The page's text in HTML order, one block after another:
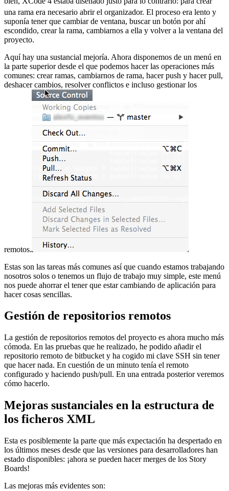
una rama era necesario abrir el organizador. El proceso era lento y
suponía tener que cambiar de ventana, buscar un botón por ahí
escondido, crear la rama, cambiarnos a ella y volver a la ventana del
proyecto.
Aquí hay una sustancial mejoría. Ahora disponemos de un menú en
la parte superior desde el que podemos hacer las operaciones más
comunes: crear ramas, cambiarnos de rama, hacer push y hacer pull,
deshacer cambios, resolver conflictos e incluso gestionar los
remotos.
Estas son las tareas más comunes así que cuando estamos trabajando
nosotros solos o tenemos un flujo de trabajo muy simple, este menú
nos puede ahorrar el tener que estar cambiando de aplicación para
hacer cosas sencillas.
Gestión de repositorios remotos
La gestión de repositorios remotos del proyecto es ahora mucho más
cómoda. En las pruebas que he realizado, he podido añadir el
repositorio remoto de bitbucket y ha cogido mi clave SSH sin tener
que hacer nada. En cuestión de un minuto tenía el remoto
configurado y haciendo push/pull. En una entrada posterior veremos
cómo hacerlo.
Mejoras sustanciales en la estructura de
los ficheros XML
Esta es posiblemente la parte que más expectación ha despertado en
los últimos meses desde que las versiones para desarrolladores han
estado disponibles: ¡ahora se pueden hacer merges de los Story
Boards!
Las mejoras más evidentes son: